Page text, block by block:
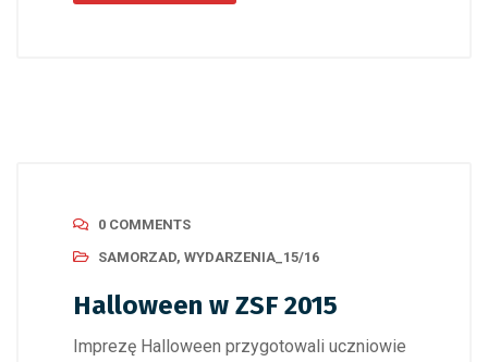
0 COMMENTS
SAMORZAD, WYDARZENIA_15/16
Halloween w ZSF 2015
Imprezę Halloween przygotowali uczniowie